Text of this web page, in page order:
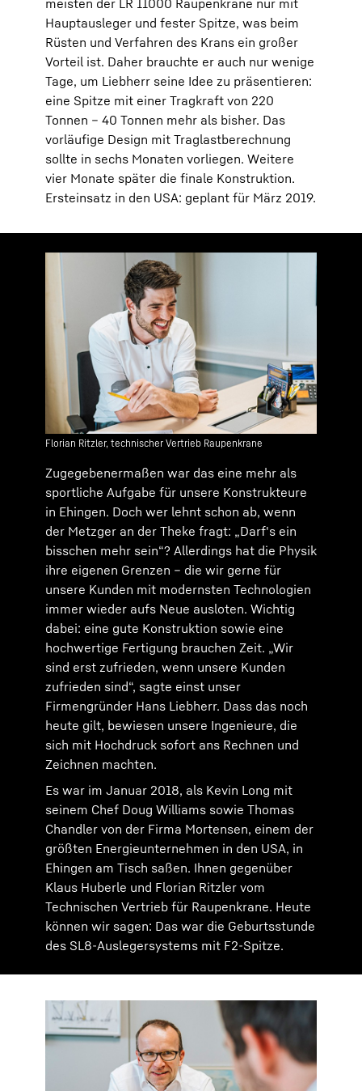
meisten der LR 11000 Raupenkrane nur mit
Hauptausleger und fester Spitze, was beim
Rüsten und Verfahren des Krans ein großer
Vorteil ist. Daher brauchte er auch nur wenige
Tage, um Liebherr seine Idee zu präsentieren:
eine Spitze mit einer Tragkraft von 220
Tonnen – 40 Tonnen mehr als bisher. Das
vorläufige Design mit Traglastberechnung
sollte in sechs Monaten vorliegen. Weitere
vier Monate später die finale Konstruktion.
Ersteinsatz in den USA: geplant für März 2019.
Florian Ritzler, technischer Vertrieb Raupenkrane
Zugegebenermaßen war das eine mehr als
sportliche Aufgabe für unsere Konstrukteure
in Ehingen. Doch wer lehnt schon ab, wenn
der Metzger an der Theke fragt: „Darf's ein
bisschen mehr sein“? Allerdings hat die Physik
ihre eigenen Grenzen – die wir gerne für
unsere Kunden mit modernsten Technologien
immer wieder aufs Neue ausloten. Wichtig
dabei: eine gute Konstruktion sowie eine
hochwertige Fertigung brauchen Zeit. „Wir
sind erst zufrieden, wenn unsere Kunden
zufrieden sind“, sagte einst unser
Firmengründer Hans Liebherr. Dass das noch
heute gilt, bewiesen unsere Ingenieure, die
sich mit Hochdruck sofort ans Rechnen und
Zeichnen machten.
Es war im Januar 2018, als Kevin Long mit
seinem Chef Doug Williams sowie Thomas
Chandler von der Firma Mortensen, einem der
größten Energieunternehmen in den USA, in
Ehingen am Tisch saßen. Ihnen gegenüber
Klaus Huberle und Florian Ritzler vom
Technischen Vertrieb für Raupenkrane. Heute
können wir sagen: Das war die Geburtsstunde
des SL8-Auslegersystems mit F2-Spitze.